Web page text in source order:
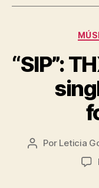
s
“SIP”:
A Por Leticia